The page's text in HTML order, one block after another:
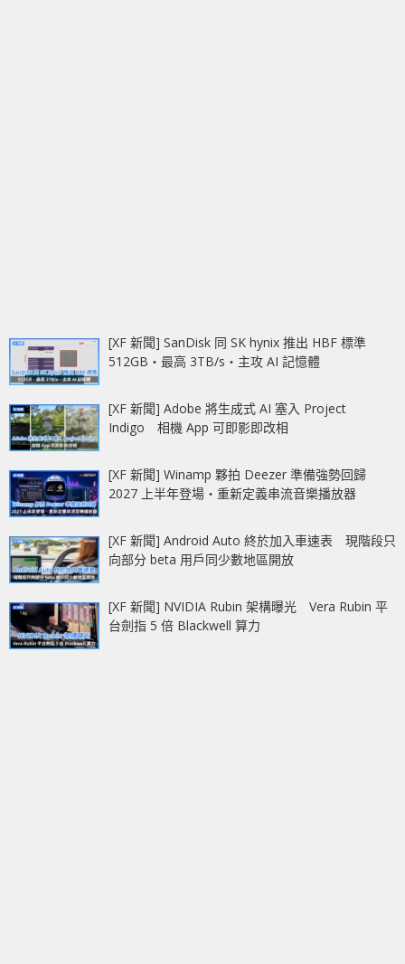
[XF 新聞] SanDisk 同 SK hynix 推出 HBF 標準
512GB‧最高 3TB/s‧主攻 AI 記憶體
[XF 新聞] Adobe 將生成式 AI 塞入 Project
Indigo 相機 App 可即影即改相
[XF 新聞] Winamp 夥拍 Deezer 準備強勢回歸
2027 上半年登場‧重新定義串流音樂播放器
[XF 新聞] Android Auto 終於加入車速表 現階段只
向部分 beta 用戶同少數地區開放
[XF 新聞] NVIDIA Rubin 架構曝光 Vera Rubin 平
台劍指 5 倍 Blackwell 算力